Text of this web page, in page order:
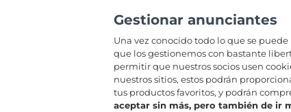
Gestionar anunciantes
Una vez conocido todo lo que se
que los gestionemos con bastante
permitir que nuestros socios usen
nuestros sitios, estos podrán
tus productos favoritos, y podrán
aceptar sin más, pero también de ir